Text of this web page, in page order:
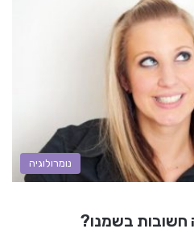
נומרולוגיה
חשובות בשמנו?